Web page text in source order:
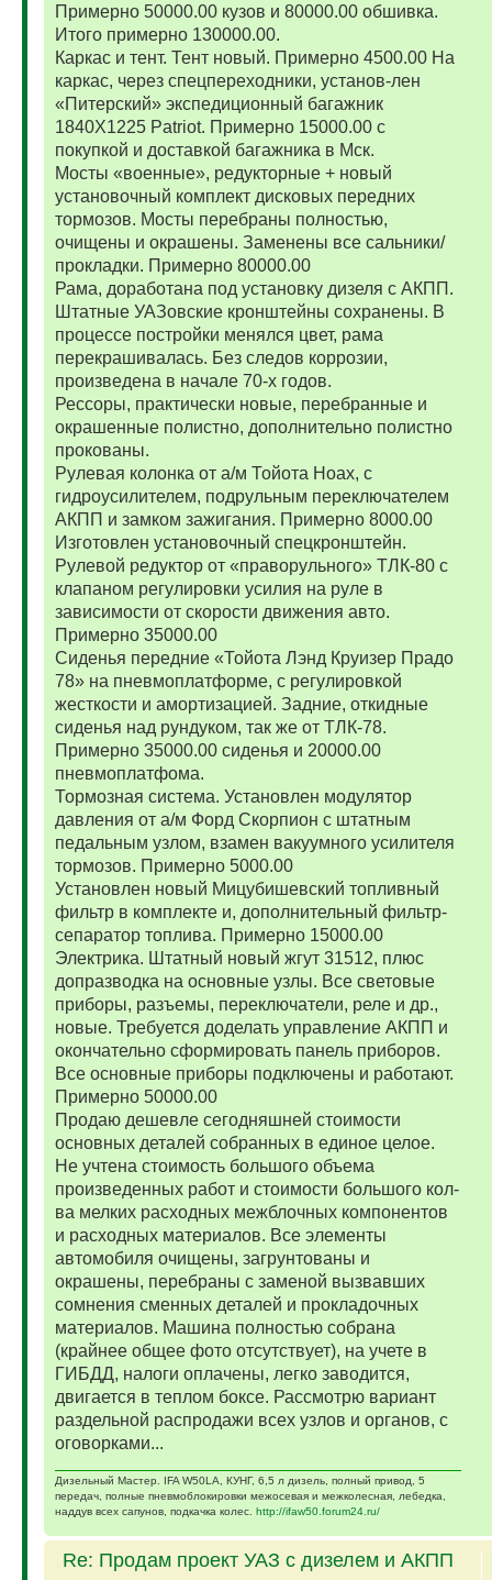
Примерно 50000.00 кузов и 80000.00 обшивка.
Итого примерно 130000.00.
Каркас и тент. Тент новый. Примерно 4500.00 На
каркас, через спецпереходники, установ-лен
«Питерский» экспедиционный багажник
1840Х1225 Patriot. Примерно 15000.00 с
покупкой и доставкой багажника в Мск.
Мосты «военные», редукторные + новый
установочный комплект дисковых передних
тормозов. Мосты перебраны полностью,
очищены и окрашены. Заменены все сальники/
прокладки. Примерно 80000.00
Рама, доработана под установку дизеля с АКПП.
Штатные УАЗовские кронштейны сохранены. В
процессе постройки менялся цвет, рама
перекрашивалась. Без следов коррозии,
произведена в начале 70-х годов.
Рессоры, практически новые, перебранные и
окрашенные полистно, дополнительно полистно
прокованы.
Рулевая колонка от а/м Тойота Ноах, с
гидроусилителем, подрульным переключателем
АКПП и замком зажигания. Примерно 8000.00
Изготовлен установочный спецкронштейн.
Рулевой редуктор от «праворульного» ТЛК-80 с
клапаном регулировки усилия на руле в
зависимости от скорости движения авто.
Примерно 35000.00
Сиденья передние «Тойота Лэнд Круизер Прадо
78» на пневмоплатформе, с регулировкой
жесткости и амортизацией. Задние, откидные
сиденья над рундуком, так же от ТЛК-78.
Примерно 35000.00 сиденья и 20000.00
пневмоплатфома.
Тормозная система. Установлен модулятор
давления от а/м Форд Скорпион с штатным
педальным узлом, взамен вакуумного усилителя
тормозов. Примерно 5000.00
Установлен новый Мицубишевский топливный
фильтр в комплекте и, дополнительный фильтр-
сепаратор топлива. Примерно 15000.00
Электрика. Штатный новый жгут 31512, плюс
допразводка на основные узлы. Все световые
приборы, разъемы, переключатели, реле и др.,
новые. Требуется доделать управление АКПП и
окончательно сформировать панель приборов.
Все основные приборы подключены и работают.
Примерно 50000.00
Продаю дешевле сегодняшней стоимости
основных деталей собранных в единое целое.
Не учтена стоимость большого объема
произведенных работ и стоимости большого кол-
ва мелких расходных межблочных компонентов
и расходных материалов. Все элементы
автомобиля очищены, загрунтованы и
окрашены, перебраны с заменой вызвавших
сомнения сменных деталей и прокладочных
материалов. Машина полностью собрана
(крайнее общее фото отсутствует), на учете в
ГИБДД, налоги оплачены, легко заводится,
двигается в теплом боксе. Рассмотрю вариант
раздельной распродажи всех узлов и органов, с
оговорками...
Дизельный Мастер. IFA W50LA, КУНГ, 6,5 л дизель, полный привод, 5
передач, полные пневмоблокировки межосевая и межколесная, лебедка,
наддув всех сапунов, подкачка колес. http://ifaw50.forum24.ru/
Re: Продам проект УАЗ с дизелем и АКПП